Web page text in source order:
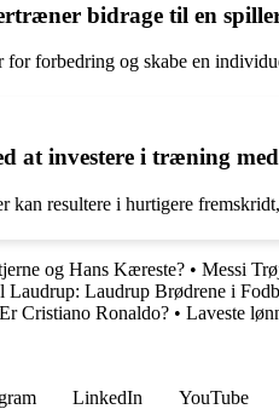
bidrage til en
for forbedring og skabe en
at investere i træning
kan resultere i hurtigere
og Hans Kæreste? • Messi
Laudrup: Laudrup Brødrene i
Cristiano Ronaldo? • Laveste
LinkedIn YouTube